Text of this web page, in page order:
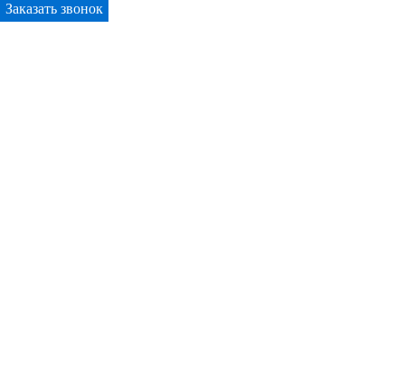
Заказать звонок